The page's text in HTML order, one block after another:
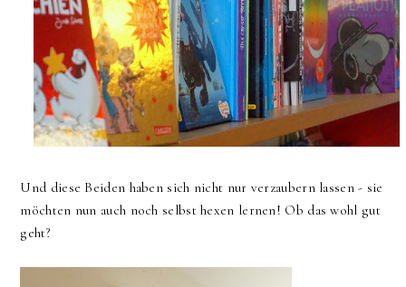
Und diese Beiden haben sich nicht nur verzaubern lassen - sie
möchten nun auch noch selbst hexen lernen! Ob das wohl gut
geht?